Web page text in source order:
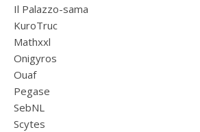
Il Palazzo-sama
KuroTruc
Mathxxl
Onigyros
Ouaf
Pegase
SebNL
Scytes